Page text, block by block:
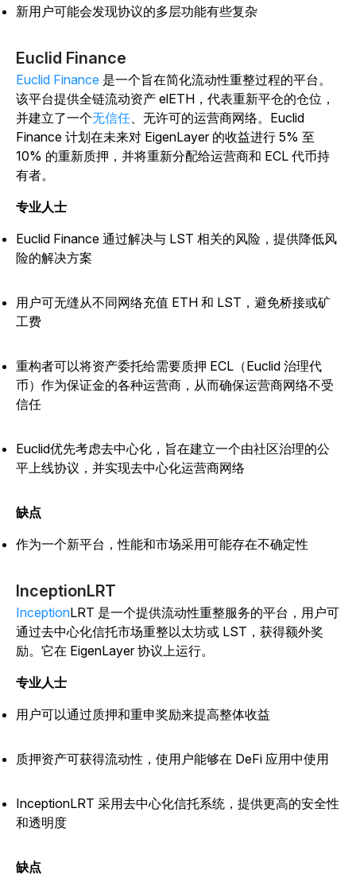
新用户可能会发现协议的多层功能有些复杂
Euclid Finance
Euclid Finance 是一个旨在简化流动性重整过程的平台。
该平台提供全链流动资产 elETH，代表重新平仓的仓位，
并建立了一个无信任、无许可的运营商网络。Euclid
Finance 计划在未来对 EigenLayer 的收益进行 5% 至
10% 的重新质押，并将重新分配给运营商和 ECL 代币持
有者。
专业人士
Euclid Finance 通过解决与 LST 相关的风险，提供降低风
险的解决方案
用户可无缝从不同网络充值 ETH 和 LST，避免桥接或矿
工费
重构者可以将资产委托给需要质押 ECL（Euclid 治理代
币）作为保证金的各种运营商，从而确保运营商网络不受
信任
Euclid优先考虑去中心化，旨在建立一个由社区治理的公
平上线协议，并实现去中心化运营商网络
缺点
作为一个新平台，性能和市场采用可能存在不确定性
InceptionLRT
InceptionLRT 是一个提供流动性重整服务的平台，用户可
通过去中心化信托市场重整以太坊或 LST，获得额外奖
励。它在 EigenLayer 协议上运行。
专业人士
用户可以通过质押和重申奖励来提高整体收益
质押资产可获得流动性，使用户能够在 DeFi 应用中使用
InceptionLRT 采用去中心化信托系统，提供更高的安全性
和透明度
缺点